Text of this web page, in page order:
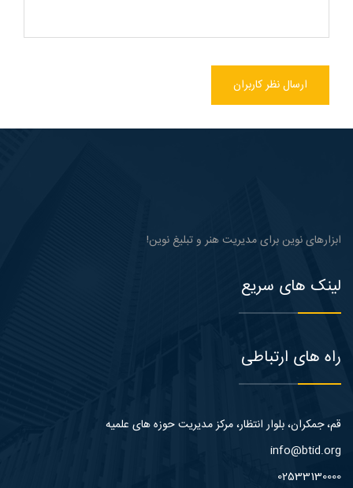
ارسال نظر کاربران
ابزارهای نوین برای مدیریت هنر و تبلیغ نوین!
لینک های سریع
راه های ارتباطی
قم، جمکران، بلوار انتظار، مرکز مدیریت حوزه های علمیه
info@btid.org
02533130000